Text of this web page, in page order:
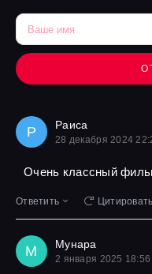
Р Раиса
28 декабря 2024
Очень классный
Ответить Цитировать
М Мунара
2 января 2025 18:56